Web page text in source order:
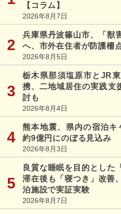
【コラム】
2026年8月7日
兵庫県丹波篠山市、「獣
へ、市外在住者が防護柵
2026年8月5日
栃木県那須塩原市とJR
携、二地域居住の実践支
討も
2026年8月4日
熊本地震、県内の宿泊キ
約9億円にのぼる見込み
2026年8月3日
良質な睡眠を目的とした
滞在後も「寝つき」改善
泊施設で実証実験
2026年8月7日